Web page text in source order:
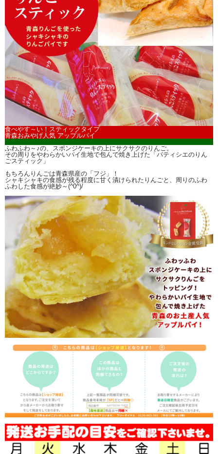
食べやす～い！スティックタイプ
青森おみやげ人気 アップルパイ
ふわふわ～♪の、スポンジケーキの上にサクサクのりんご。
その周りをやわらかいパイ生地で包んで焼き上げた「パティシエのりん
ごスティック」
もちろんりんごは青森県産の「フジ」！
シャキシャキの食感が残る程度に甘く漬けられたりんごと、周りのふわ
ふわした食感が絶妙～(^0^)/